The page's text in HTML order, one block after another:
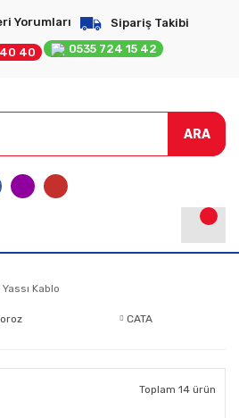
Yorumları Sipariş Takibi
40 0535 724 15 42
ARA
Yassı Kablo
CATA
Toplam 14 ürün